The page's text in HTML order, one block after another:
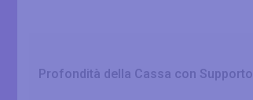
Profondità della Cassa con Supporto